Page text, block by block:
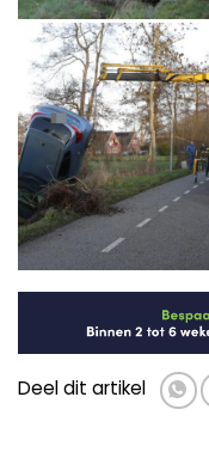
Deel dit artikel